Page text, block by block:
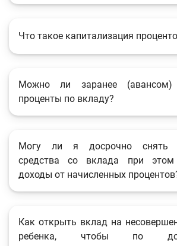
Анкетирование
Опросы
Фотогалерея
О проекте
Поиск по сайту
Карта сайта
Что такое капитализация
Можно ли заранее (авансом)
проценты по вкладу?
Могу ли я досрочно снять
средства со вклада при этом
доходы от начисленных
Как открыть вклад на
ребенка, чтобы по